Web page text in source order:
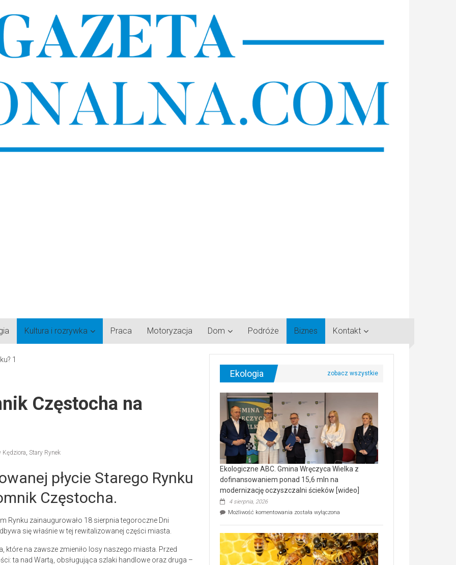
Kultura i rozrywka Praca Motoryzacja Dom Podróże Biznes Kontakt
Częstocha na
Kędziora, Stary Rynek
płycie Starego Rynku
Częstocha.
Rynku zainaugurowało 18 sierpnia tegoroczne Dni
się właśnie w tej rewitalizowanej części miasta.
które na zawsze zmieniło losy naszego miasta. Przed
ta nad Wartą, obsługująca szlaki handlowe oraz druga –
Ekologia
Ekologiczne ABC. Gmina Wręczyca Wielka z
dofinansowaniem ponad 15,6 mln na
modernizację oczyszczalni ścieków [wideo]
4 sierpnia, 2026
Możliwość komentowania Ekologiczne
Wręczyca
Wielka
z
dofinansowaniem
została wyłączona